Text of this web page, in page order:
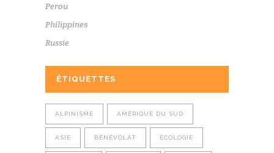
Perou
Philippines
Russie
ÉTIQUETTES
ALPINISME AMÉRIQUE DU SUD
ASIE BÉNÉVOLAT ECOLOGIE